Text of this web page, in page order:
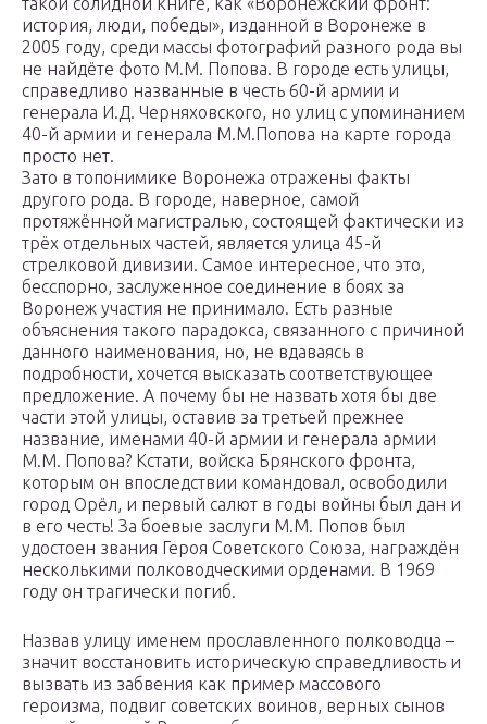
история, люди, победы», изданной в Воронеже в
2005 году, среди массы фотографий разного рода вы
не найдёте фото М.М. Попова. В городе есть улицы,
справедливо названные в честь 60-й армии и
генерала И.Д. Черняховского, но улиц с упоминанием
40-й армии и генерала М.М.Попова на карте города
просто нет.
Зато в топонимике Воронежа отражены факты
другого рода. В городе, наверное, самой
протяжённой магистралью, состоящей фактически из
трёх отдельных частей, является улица 45-й
стрелковой дивизии. Самое интересное, что это,
бесспорно, заслуженное соединение в боях за
Воронеж участия не принимало. Есть разные
объяснения такого парадокса, связанного с причиной
данного наименования, но, не вдаваясь в
подробности, хочется высказать соответствующее
предложение. А почему бы не назвать хотя бы две
части этой улицы, оставив за третьей прежнее
название, именами 40-й армии и генерала армии
М.М. Попова? Кстати, войска Брянского фронта,
которым он впоследствии командовал, освободили
город Орёл, и первый салют в годы войны был дан и
в его честь! За боевые заслуги М.М. Попов был
удостоен звания Героя Советского Союза, награждён
несколькими полководческими орденами. В 1969
году он трагически погиб.
Назвав улицу именем прославленного полководца –
значит восстановить историческую справедливость и
вызвать из забвения как пример массового
героизма, подвиг советских воинов, верных сынов